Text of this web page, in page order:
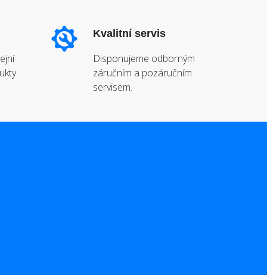
Kvalitní servis
Disponujeme odborným
záručním a pozáručním
servisem.